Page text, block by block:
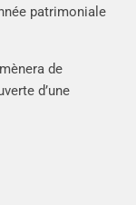
patrimoniale
de
d’une